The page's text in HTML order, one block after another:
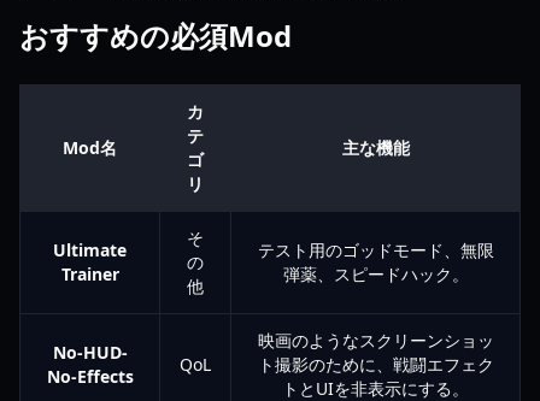
おすすめの必須Mod
Mod名
カ
テ
ゴ
リ
主な機能
Ultimate
Trainer
そ
の
他
テスト用のゴッドモード、無限
弾薬、スピードハック。
No-HUD-
No-Effects
QoL
映画のようなスクリーンショッ
ト撮影のために、戦闘エフェク
トとUIを非表示にする。